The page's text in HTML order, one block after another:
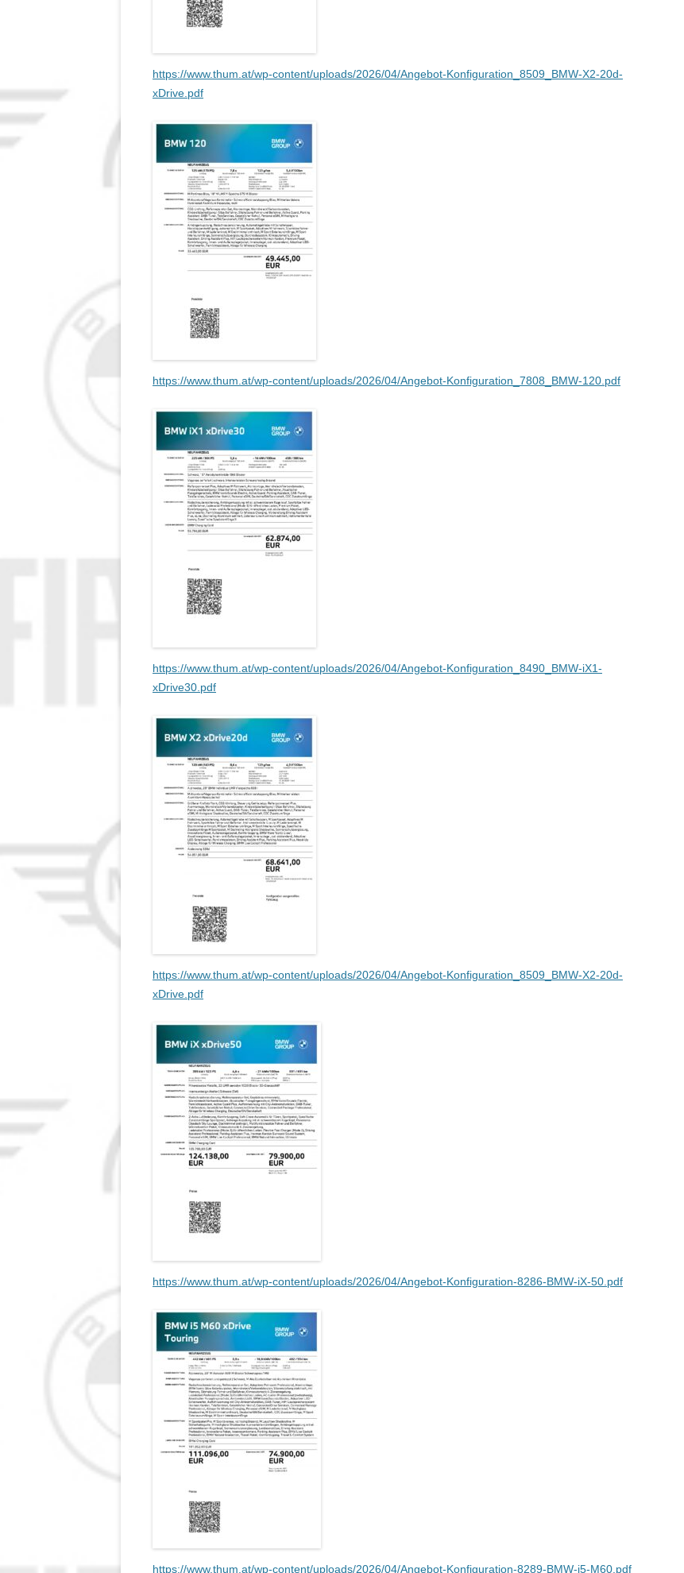
https://www.thum.at/wp-content/uploads/2026/04/Angebot-Konfiguration_8509_BMW-X2-20d-
xDrive.pdf
https://www.thum.at/wp-content/uploads/2026/04/Angebot-Konfiguration_7808_BMW-120.pdf
https://www.thum.at/wp-content/uploads/2026/04/Angebot-Konfiguration_8490_BMW-iX1-
xDrive30.pdf
https://www.thum.at/wp-content/uploads/2026/04/Angebot-Konfiguration_8509_BMW-X2-20d-
xDrive.pdf
https://www.thum.at/wp-content/uploads/2026/04/Angebot-Konfiguration-8286-BMW-iX-50.pdf
https://www.thum.at/wp-content/uploads/2026/04/Angebot-Konfiguration-8289-BMW-i5-M60.pdf